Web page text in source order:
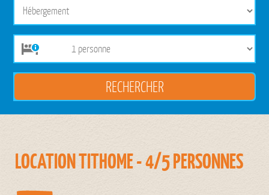
LOCATION TITHOME - 4/5 PERSONNES